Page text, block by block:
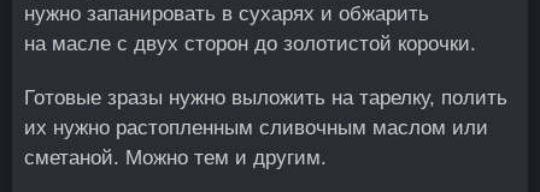
нужно запанировать в сухарях и обжарить
на масле с двух сторон до золотистой корочки.
Готовые зразы нужно выложить на тарелку, полить
их нужно растопленным сливочным маслом или
сметаной. Можно тем и другим.